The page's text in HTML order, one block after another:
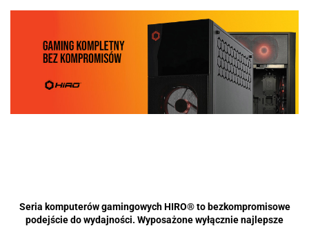
Seria komputerów gamingowych HIRO® to bezkompromisowe
podejście do wydajności. Wyposażone wyłącznie najlepsze